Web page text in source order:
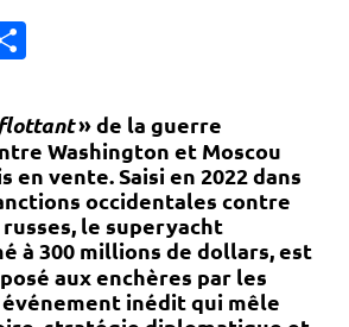
» de la guerre
Washington et Moscou
en vente.Saisi en 2022 dans
occidentales contre
le superyacht
à 300 millions de dollars, est
aux enchères par les
événement inédit qui mêle